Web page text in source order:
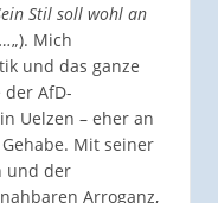
Stil soll wohl an
„). Mich
und das ganze
AfD-
Uelzen – eher an
Mit seiner
und der
Arroganz,